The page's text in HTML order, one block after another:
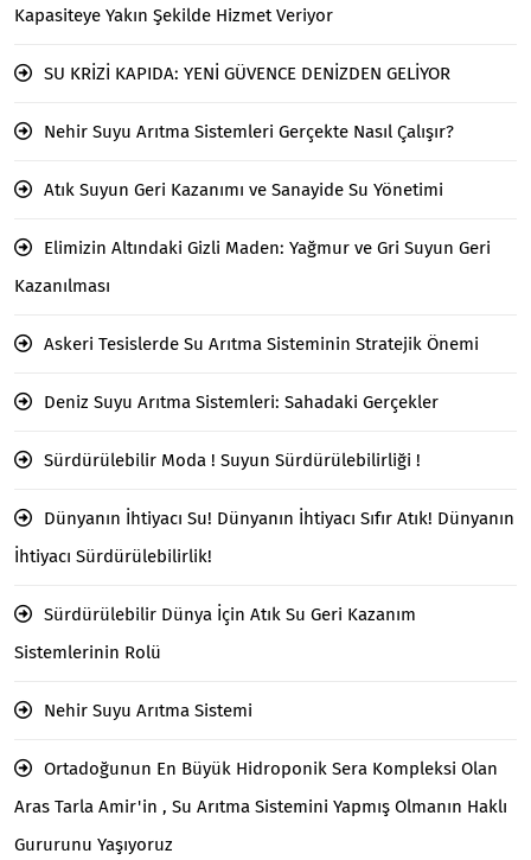
Kapasiteye Yakın Şekilde Hizmet Veriyor
SU KRİZİ KAPIDA: YENİ GÜVENCE DENİZDEN GELİYOR
Nehir Suyu Arıtma Sistemleri Gerçekte Nasıl Çalışır?
Atık Suyun Geri Kazanımı ve Sanayide Su Yönetimi
Elimizin Altındaki Gizli Maden: Yağmur ve Gri Suyun Geri
Kazanılması
Askeri Tesislerde Su Arıtma Sisteminin Stratejik Önemi
Deniz Suyu Arıtma Sistemleri: Sahadaki Gerçekler
Sürdürülebilir Moda ! Suyun Sürdürülebilirliği !
Dünyanın İhtiyacı Su! Dünyanın İhtiyacı Sıfır Atık! Dünyanın
İhtiyacı Sürdürülebilirlik!
Sürdürülebilir Dünya İçin Atık Su Geri Kazanım
Sistemlerinin Rolü
Nehir Suyu Arıtma Sistemi
Ortadoğunun En Büyük Hidroponik Sera Kompleksi Olan
Aras Tarla Amir'in , Su Arıtma Sistemini Yapmış Olmanın Haklı
Gururunu Yaşıyoruz